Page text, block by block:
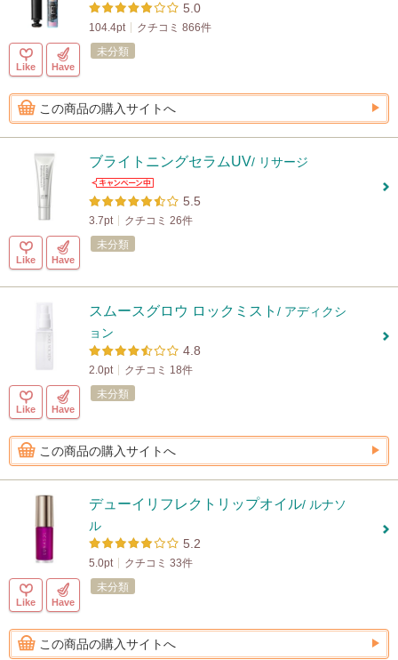
5.0
104.4pt クチコミ 866件
Like Have
未分類
この商品の購入サイトへ
ブライトニングセラムUV/ リサージ
5.5
3.7pt クチコミ 26件
Like Have
未分類
スムースグロウ ロックミスト / アディクシ
ョン
4.8
2.0pt クチコミ 18件
Like Have
未分類
この商品の購入サイトへ
デューイリフレクトリップオイル/ ルナソ
ル
5.2
5.0pt クチコミ 33件
Like Have
未分類
この商品の購入サイトへ